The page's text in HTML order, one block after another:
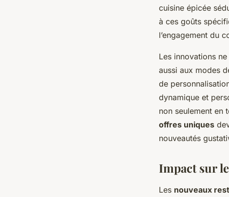
cuisine épicée
à ces goûts
l’engagement du
Les innovations
aussi aux modes
de
dynamique et
non seulement en
offres uniques
nouveautés
Impact sur
Les nouveaux